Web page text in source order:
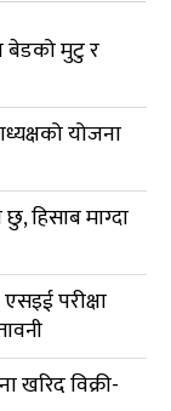
बेडको मुटु र
योजना
हिसाब माग्दा
परीक्षा
खरिद विक्री-